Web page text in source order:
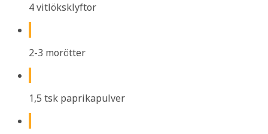
4 vitlöksklyftor
2-3 morötter
1,5 tsk paprikapulver